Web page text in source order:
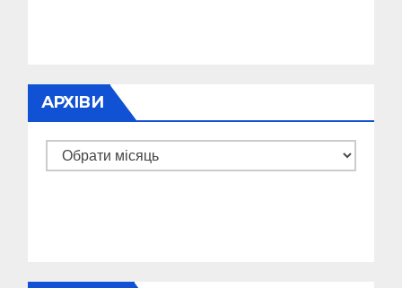
АРХІВИ
Архіви